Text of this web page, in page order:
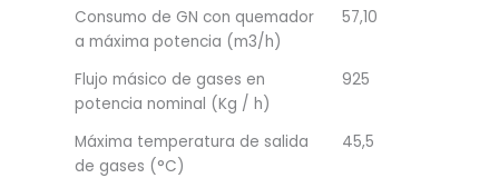
Consumo de GN con quemador
a máxima potencia (m3/h)
57,10
Flujo másico de gases en
potencia nominal (Kg / h)
925
Máxima temperatura de salida
de gases (°C)
45,5